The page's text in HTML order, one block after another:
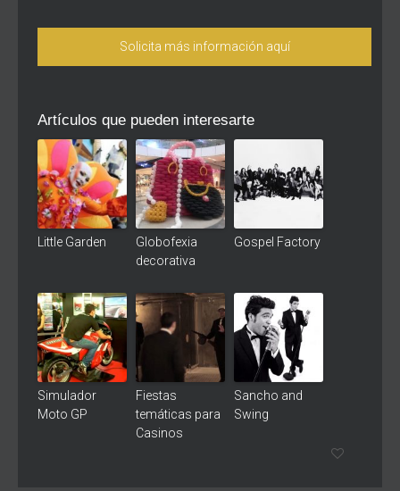
Solicita más información aquí
Artículos que pueden interesarte
Little Garden
Globofexia
decorativa
Gospel Factory
Simulador
Moto GP
Fiestas
temáticas para
Casinos
Sancho and
Swing